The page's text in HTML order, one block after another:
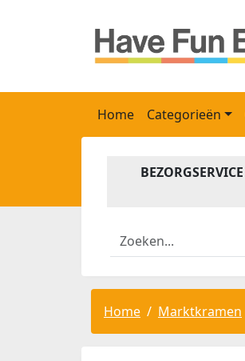
Home Categorieën
BEZORGSERVICE
Home Marktkramen